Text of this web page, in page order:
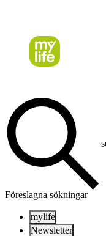
Föreslagna sökningar
mylife
Newsletter